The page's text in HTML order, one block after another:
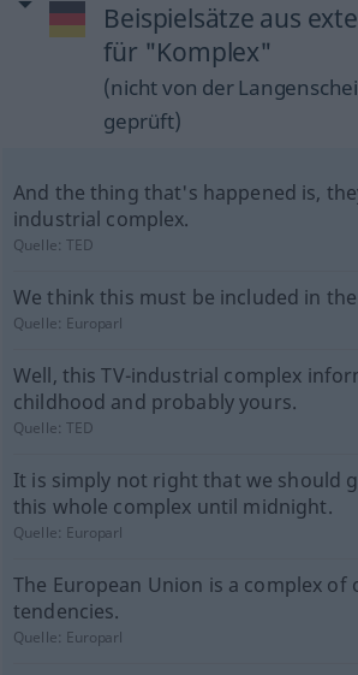
Beispielsätze aus
für "Komplex"
(nicht von der
geprüft)
And the thing that's happened is,
industrial complex.
Quelle:TED
We think this must be included in
Quelle: Europarl
Well, this TV-industrial complex
childhood and probably yours.
Quelle:TED
It is simply not right that we should
this whole complex until midnight.
Quelle: Europarl
The European Union is a complex of
tendencies.
Quelle: Europarl